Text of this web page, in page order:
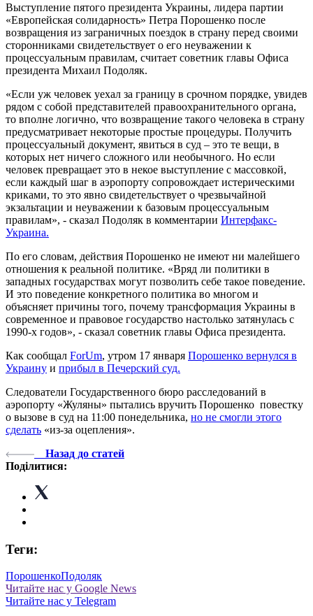
Выступление пятого президента Украины, лидера партии
«Европейская солидарность» Петра Порошенко после
возвращения из заграничных поездок в страну перед своими
сторонниками свидетельствует о его неуважении к
процессуальным правилам, считает советник главы Офиса
президента Михаил Подоляк.
«Если уж человек уехал за границу в срочном порядке, увидев
рядом с собой представителей правоохранительного органа,
то вполне логично, что возвращение такого человека в страну
предусматривает некоторые простые процедуры. Получить
процессуальный документ, явиться в суд – это те вещи, в
которых нет ничего сложного или необычного. Но если
человек превращает это в некое выступление с массовкой,
если каждый шаг в аэропорту сопровождает истерическими
криками, то это явно свидетельствует о чрезвычайной
экзальтации и неуважении к базовым процессуальным
правилам», - сказал Подоляк в комментарии Интерфакс-
Украина.
По его словам, действия Порошенко не имеют ни малейшего
отношения к реальной политике. «Вряд ли политики в
западных государствах могут позволить себе такое поведение.
И это поведение конкретного политика во многом и
объясняет причины того, почему трансформация Украины в
современное и правовое государство настолько затянулась с
1990-х годов», - сказал советник главы Офиса президента.
Как сообщал ForUm, утром 17 января Порошенко вернулся в
Украину и прибыл в Печерский суд.
Следователи Государственного бюро расследований в
аэропорту «Жуляны» пытались вручить Порошенко повестку
о вызове в суд на 11:00 понедельника, но не смогли этого
сделать «из-за оцепления».
Назад до статей
Поділитися:
Теги:
ПорошенкоПодоляк
Читайте нас у Google News
Читайте нас у Telegram